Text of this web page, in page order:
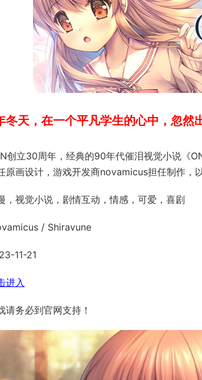
冬天，在一个平凡学生的心中，忽然
创立30周年，经典的90年代催泪视觉小说《
原画设计，游戏开发商novamicus担任制作，
，视觉小说，剧情互动，情感，可爱，喜剧
/ Shiravune
11-21
进入
请务必到官网支持！